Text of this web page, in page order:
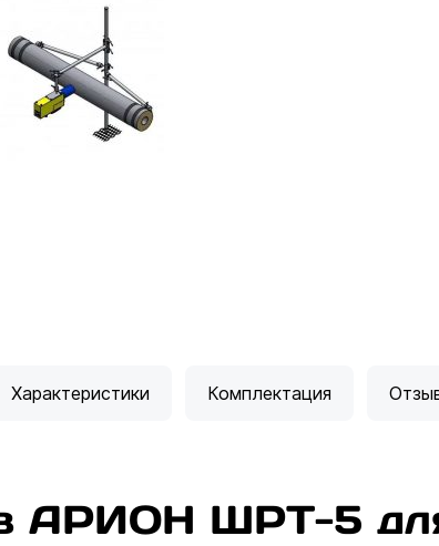
Характеристики Комплектация
АРИОН ШРТ-5 для